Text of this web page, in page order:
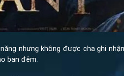
nhưng không được cha ghi
ban đêm.